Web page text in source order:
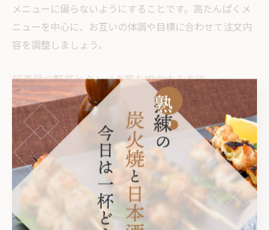
メニューに偏らないようにすることです。高たんぱくメ
ニューを中心に、お互いの体調や目標に合わせて注文内
容を調整しましょう。
居酒屋で野菜とタンパク質を両立する方法
居酒屋で野菜とたんぱく質を両立するには、サラダやお
ひたし、焼き野菜などの野菜メニューと、焼き鳥や刺
身、豆腐料理などのたんぱく質メニューを組み合わせて
注文するのが有効です。
実際、最初にサラダや枝豆を頼み、その後に焼き鳥や刺
身を追加することで、食物繊維とたんぱく質をバランス
よく摂取できます。特に「野菜から食べることで満腹感